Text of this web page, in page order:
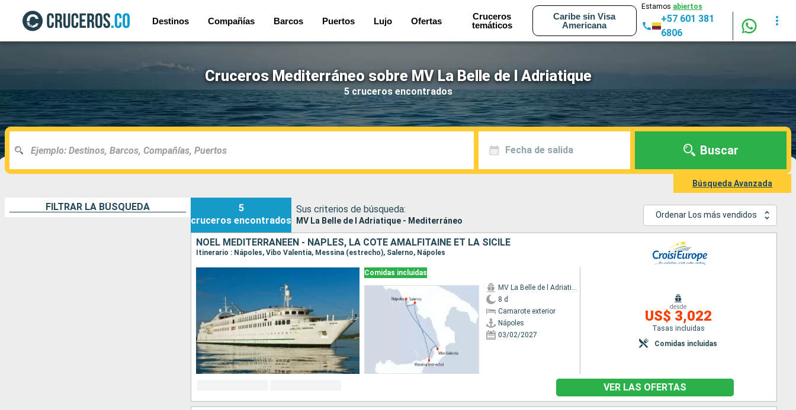
Destinos Compañías Barcos Puertos Lujo Ofertas
Cruceros
temáticos
Caribe sin Visa
Americana
Estamos abiertos
+57 601 381
6806
Cruceros Mediterráneo sobre MV La Belle de l Adriatique
5 cruceros encontrados
Fecha de salida Buscar
Búsqueda Avanzada
FILTRAR LA BÚSQUEDA
5
cruceros encontrados
Sus criterios de búsqueda:
MV La Belle de l Adriatique - Mediterráneo
Ordenar Los más vendidos
NOËL MÉDITERRANÉEN - NAPLES, LA CÔTE AMALFITAINE ET LA SICILE
Itinerario : Nápoles, Vibo Valentia, Messina (estrecho), Salerno, Nápoles
Comidas incluidas
MV La Belle de l Adriatique
8 d
Camarote exterior
Nápoles
03/02/2027
desde
US$ 3,022
Tasas incluidas
Comidas incluidas
VER LAS OFERTAS